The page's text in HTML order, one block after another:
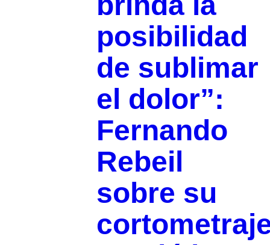
posibilidad
de sublimar
el dolor”:
Fernando
Rebeil
sobre su